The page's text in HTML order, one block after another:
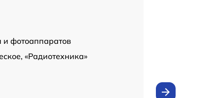
и фотоаппаратов
«Радиотехника»